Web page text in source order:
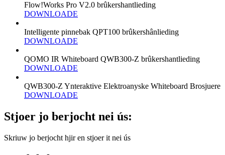
Flow!Works Pro V2.0 brûkershantlieding
DOWNLOADE
Intelligente pinnebak QPT100 brûkershânlieding
DOWNLOADE
QOMO IR Whiteboard QWB300-Z brûkershantlieding
DOWNLOADE
QWB300-Z Ynteraktive Elektroanyske Whiteboard Brosjuere
DOWNLOADE
Stjoer jo berjocht nei ús:
Skriuw jo berjocht hjir en stjoer it nei ús